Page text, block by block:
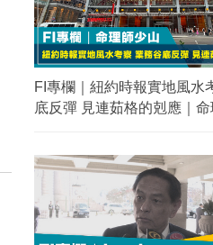
FI專欄｜紐約時報實地風水
底反彈 見連茹格的剋應｜